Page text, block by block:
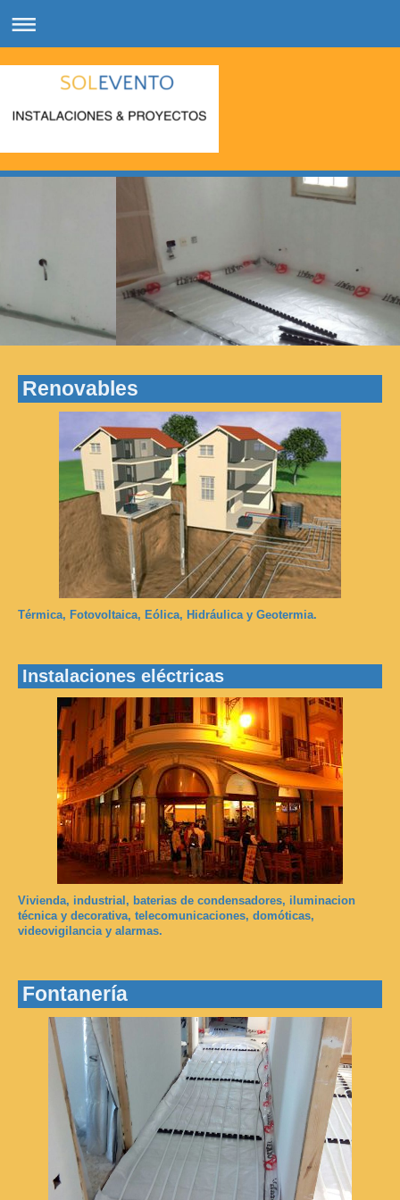
Renovables
Térmica, Fotovoltaica, Eólica, Hidráulica y Geotermia.
Instalaciones eléctricas
Vivienda, industrial, baterias de condensadores, iluminacion
técnica y decorativa, telecomunicaciones, domóticas,
videovigilancia y alarmas.
Fontanería